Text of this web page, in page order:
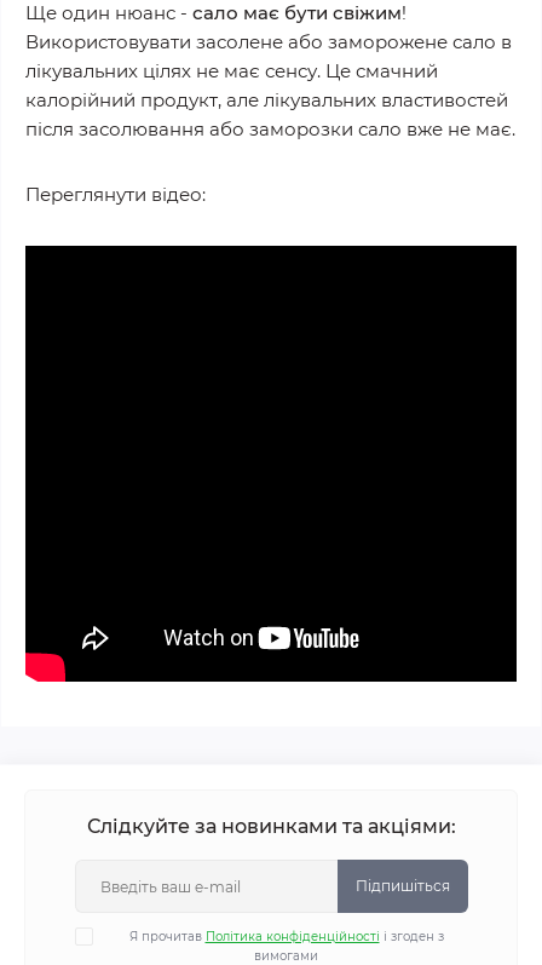
Ще один нюанс - сало має бути свіжим!
Використовувати засолене або заморожене сало в
лікувальних цілях не має сенсу. Це смачний
калорійний продукт, але лікувальних властивостей
після засолювання або заморозки сало вже не має.
Переглянути відео:
Слідкуйте за новинками та акціями:
Підпишіться
Я прочитав Політика конфіденційності і згоден з
вимогами